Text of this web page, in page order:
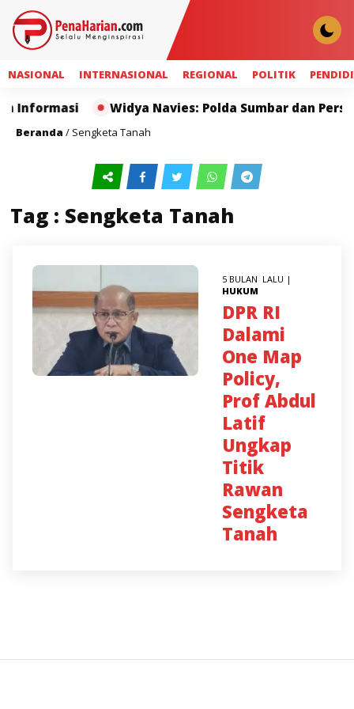
NASIONAL INTERNASIONAL REGIONAL POLITIK
Informasi Widya Navies: Polda Sumbar dan Pers
Beranda / Sengketa Tanah
Tag : Sengketa Tanah
5 BULAN LALU |
HUKUM
DPR RI
Dalami
One Map
Policy,
Prof Abdul
Latif
Ungkap
Titik
Rawan
Sengketa
Tanah